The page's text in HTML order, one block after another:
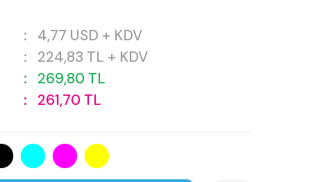
: 4,77 USD + KDV
: 224,83 TL + KDV
: 269,80 TL
: 261,70 TL